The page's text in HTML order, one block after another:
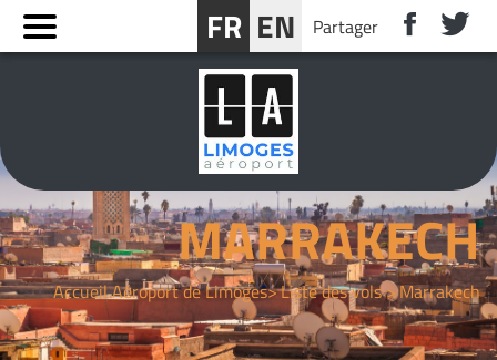
FR EN Partager
RÉSERVER UN SÉJOUR PRÈS DE LIMOGES
MARRAKECH
Accueil Aéroport de Limoges Liste des vols Marrakech
Panneau de gestion des cookies